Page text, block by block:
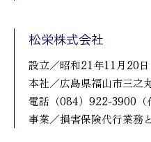
松栄株式会社
設立／昭和21年11月20
本社／広島県福山市三之
電話（084）922-3900（
事業／損害保険代行業務